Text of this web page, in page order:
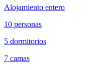
Alojamiento entero
10 personas
5 dormitorios
7 camas